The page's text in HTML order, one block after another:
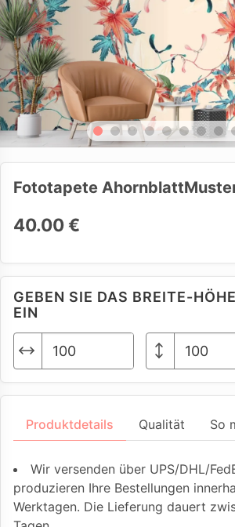
Fototapete
40.00 €
GEBEN SIE DAS BREITE-
EIN
Produktdetails Qualität So
Wir versenden über UPS/DHL/
produzieren Ihre Bestellungen
Werktagen. Die Lieferung dauert